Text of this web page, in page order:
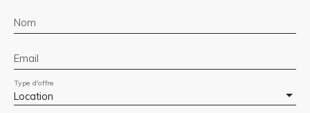
Nom
Email
Location
Type d'offre